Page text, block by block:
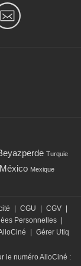
Turquie
Mexique
CGU CGV
Personnelles
Gérer Utiq
le numéro AlloCiné :